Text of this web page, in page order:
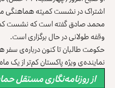
اشتراک در نشست کمیته
محمد صادق گفته است که نشست
وقفه طولانی در حال برگزاری است.
حکومت طالبان تا کنون درباره‌ی
نماینده‌ی ویژه پاکستان کم‌تر از یک
از روزنامه‌نگاری مستقل